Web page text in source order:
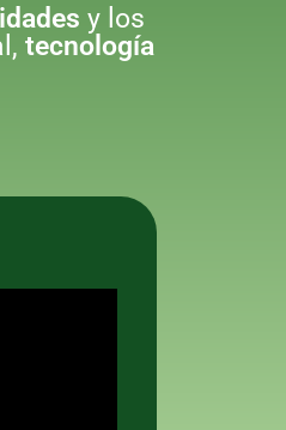
y los
tecnología